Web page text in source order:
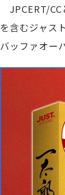
JPCERT/CC
を含むジャス
バッファオー